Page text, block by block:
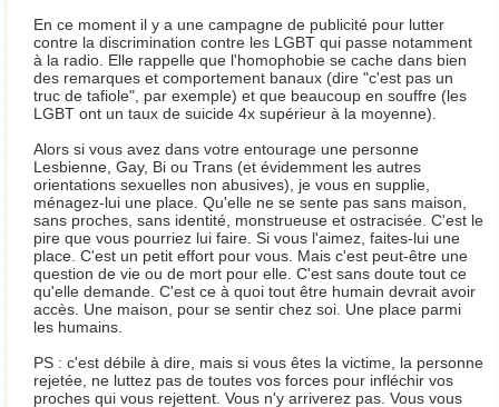
En ce moment il y a une campagne de publicité pour lutter
contre la discrimination contre les LGBT qui passe notamment
à la radio. Elle rappelle que l'homophobie se cache dans bien
des remarques et comportement banaux (dire "c'est pas un
truc de tafiole", par exemple) et que beaucoup en souffre (les
LGBT ont un taux de suicide 4x supérieur à la moyenne).
Alors si vous avez dans votre entourage une personne
Lesbienne, Gay, Bi ou Trans (et évidemment les autres
orientations sexuelles non abusives), je vous en supplie,
ménagez-lui une place. Qu'elle ne se sente pas sans maison,
sans proches, sans identité, monstrueuse et ostracisée. C'est le
pire que vous pourriez lui faire. Si vous l'aimez, faites-lui une
place. C'est un petit effort pour vous. Mais c'est peut-être une
question de vie ou de mort pour elle. C'est sans doute tout ce
qu'elle demande. C'est ce à quoi tout être humain devrait avoir
accès. Une maison, pour se sentir chez soi. Une place parmi
les humains.
PS : c'est débile à dire, mais si vous êtes la victime, la personne
rejetée, ne luttez pas de toutes vos forces pour infléchir vos
proches qui vous rejettent. Vous n'y arriverez pas. Vous vous